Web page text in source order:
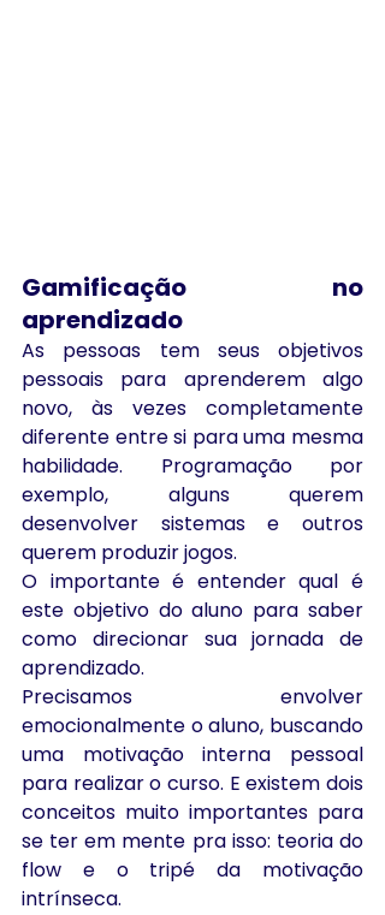
Gamificação no
aprendizado
As pessoas tem seus objetivos
pessoais para aprenderem algo
novo, às vezes completamente
diferente entre si para uma mesma
habilidade. Programação por
exemplo, alguns querem
desenvolver sistemas e outros
querem produzir jogos.
O importante é entender qual é
este objetivo do aluno para saber
como direcionar sua jornada de
aprendizado.
Precisamos envolver
emocionalmente o aluno, buscando
uma motivação interna pessoal
para realizar o curso. E existem dois
conceitos muito importantes para
se ter em mente pra isso: teoria do
flow e o tripé da motivação
intrínseca.